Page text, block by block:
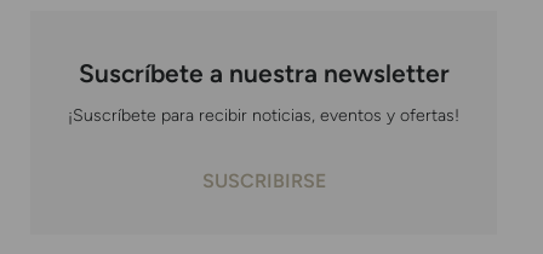
Suscríbete a nuestra newsletter
¡Suscríbete para recibir noticias, eventos y ofertas!
SUSCRIBIRSE